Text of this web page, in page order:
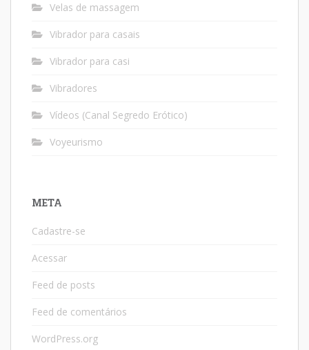
Velas de massagem
Vibrador para casais
Vibrador para casi
Vibradores
Vídeos (Canal Segredo Erótico)
Voyeurismo
META
Cadastre-se
Acessar
Feed de posts
Feed de comentários
WordPress.org